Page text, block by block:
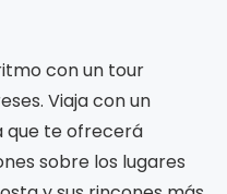
con un tour
Viaja con un
que te ofrecerá
sobre los lugares